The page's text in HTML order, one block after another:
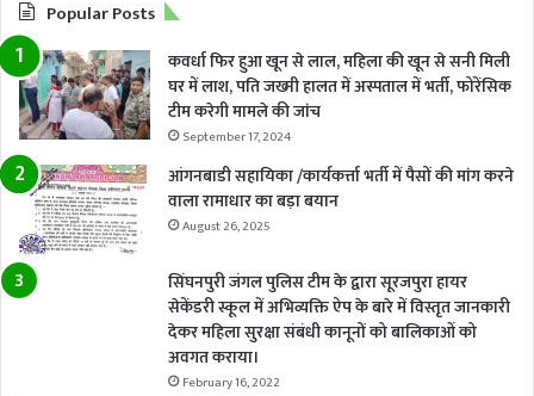
Popular Posts
कवर्धा फिर हुआ खून से लाल, महिला की खून से सनी मिली
घर में लाश, पति जख्मी हालत में अस्पताल में भर्ती, फोरेंसिक
टीम करेगी मामले की जांच
September 17, 2024
आंगनबाडी सहायिका /कार्यकर्त्ता भर्ती में पैसों की मांग करने
वाला रामाधार का बड़ा बयान
August 26, 2025
सिंघनपुरी जंगल पुलिस टीम के द्वारा सूरजपुरा हायर
सेकेंडरी स्कूल में अभिव्यक्ति ऐप के बारे में विस्तृत जानकारी
देकर महिला सुरक्षा संबंधी कानूनों को बालिकाओं को
अवगत कराया।
February 16, 2022